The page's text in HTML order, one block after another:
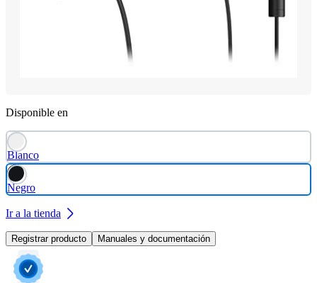
Disponible en
Blanco
Negro
Ir a la tienda
Registrar producto Manuales y documentación